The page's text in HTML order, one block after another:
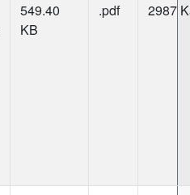
549.40
KB
.pdf 2987